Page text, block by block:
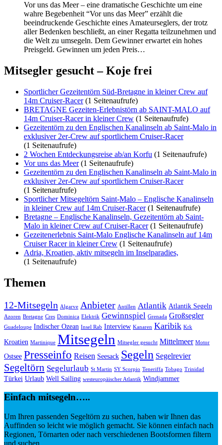
Vor uns das Meer – eine dramatische Geschichte um eine
wahre Begebenheit “Vor uns das Meer” erzählt die
beeindruckende Geschichte eines Amateurseglers, der trotz
aller Bedenken beschließt, an einer Regatta teilzunehmen und
die Welt zu umsegeln. Dem Gewinner erwartet ein hohes
Preisgeld. Gewinnen um jeden Preis…
Mitsegler gesucht – Koje frei
Sportlicher Gezeitentörn Süd-Bretagne in kleiner Crew auf
14m Cruiser-Racer(1 Seitenaufrufe)
BRETAGNE Gezeiten-Erlebnistörn ab SAINT-MALO auf
14m Cruiser-Racer in kleiner Crew (1 Seitenaufrufe)
Gezeitentörn zu den Englischen Kanalinseln ab Saint-Malo in
exklusiver 2er-Crew auf sportlichem Cruiser-Racer
(1 Seitenaufrufe)
2 Wochen Entdeckungsreise ab/an Korfu (1 Seitenaufrufe)
Vor uns das Meer(1 Seitenaufrufe)
Gezeitentörn zu den Englischen Kanalinseln ab Saint-Malo in
exklusiver 2er-Crew auf sportlichem Cruiser-Racer
(1 Seitenaufrufe)
Sportlicher Mitsegeltörn Saint-Malo – Englische Kanalinseln
in kleiner Crew auf 14m Cruiser-Racer(1 Seitenaufrufe)
Bretagne – Englische Kanalinseln, Gezeitentörn ab Saint-
Malo in kleiner Crew auf Cruiser-Racer(1 Seitenaufrufe)
Gezeitenerlebnis Saint-Malo Englische Kanalinseln auf 14m
Cruiser Racer in kleiner Crew (1 Seitenaufrufe)
Adria, Kroatien, aktiv mitsegeln im Inselparadies,
(1 Seitenaufrufe)
Themen
12-Mitsegeln Algarve Anbieter Antillen Atlantik Atlantik Segeln
Azoren Bretagne Cres Dominica Elektrik Gewinnspiel Grenada Großsegler
Guadeloupe Indischer Ozean Insel Rab Interview Kanaren Karibik Krk
Kroatien Martinique Mitsegeln Mitsegler gesucht Mittelmeer Motor
Ostsee Presseinfo Reisen Seesack Segeln Segelrevier
Segeltörn Segelurlaub St Martin SY Scorpio Teneriffa Tobago Trinidad
Türkei Urlaub Well Sailing westeuropäischer Atlantik Windjammer
Einfach mitsegeln…..
Um Ihren passenden Segeltörn zu suchen, haben wir Ihnen das
Auffinden so leicht wie möglich gemacht. Sie können einfach nach
Regionen, Törnarten oder nach verschiedenen Bootsformen filtern